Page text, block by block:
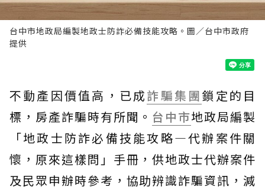
台中市地政局編製地政士防詐必備技能攻略。圖／台中市政府
提供
不動產因價值高，已成詐騙集團鎖定的目
標，房產詐騙時有所聞。 台中市地政局編製
「地政士防詐必備技能攻略—代辦案件關
懷，原來這樣問」手冊，供地政士代辦案件
及民眾申辦時參考，協助辨識詐騙資訊，減